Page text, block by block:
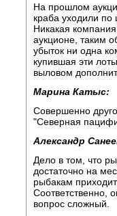
На прошлом
краба уходили
Никакая
аукционе, таким
убыток ни одна
купившая эти
выловом
Марина Катыс:
Совершенно
"Северная
Александр
Дело в том, что
достаточно на
рыбакам
Соответственно,
вопрос сложный.